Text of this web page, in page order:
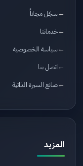
سجّل مجاناً
خدماتنا
سياسة الخصوصية
اتصل بنا
صانع السيرة الذاتية
المزيد